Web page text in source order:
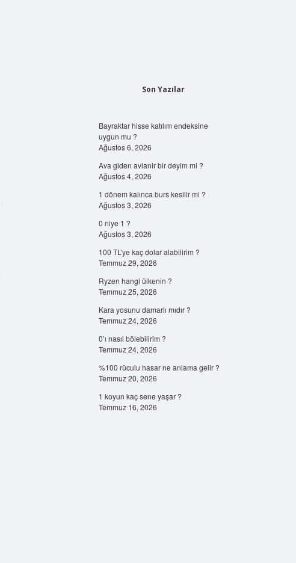
Son Yazılar
Bayraktar hisse katılım endeksine
uygun mu ?
Ağustos 6, 2026
Ava giden avlanir bir deyim mi ?
Ağustos 4, 2026
1 dönem kalınca burs kesilir mi ?
Ağustos 3, 2026
0 niye 1 ?
Ağustos 3, 2026
100 TL’ye kaç dolar alabilirim ?
Temmuz 29, 2026
Ryzen hangi ülkenin ?
Temmuz 25, 2026
Kara yosunu damarlı mıdır ?
Temmuz 24, 2026
0’ı nasıl bölebilirim ?
Temmuz 24, 2026
%100 rüculu hasar ne anlama gelir ?
Temmuz 20, 2026
1 koyun kaç sene yaşar ?
Temmuz 16, 2026